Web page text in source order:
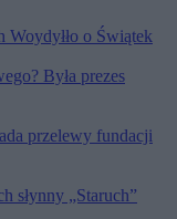
Woydyłło o Świątek
Była prezes
przelewy fundacji
słynny „Staruch”